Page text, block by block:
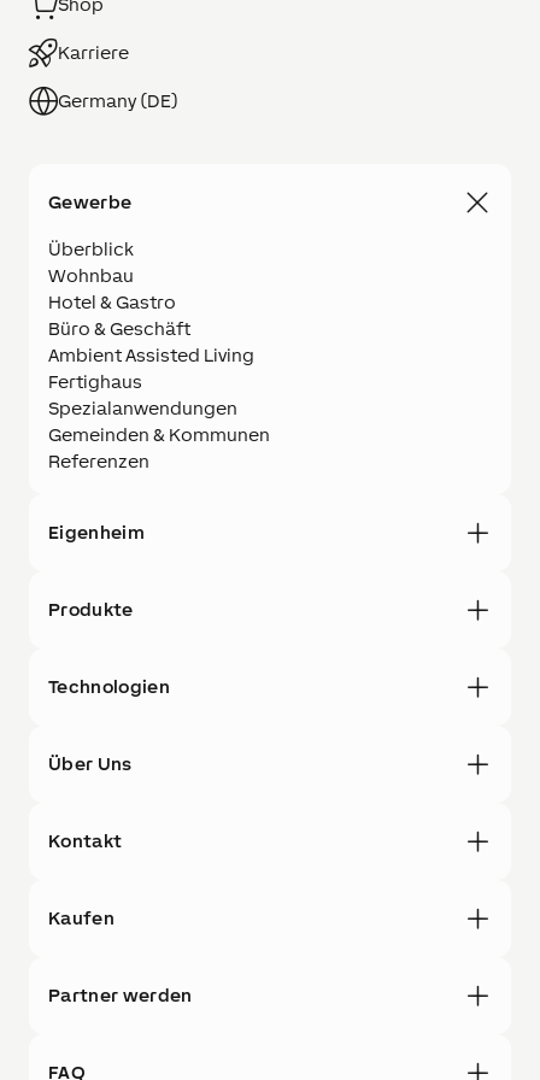
Karriere
Germany (DE)
Gewerbe
Überblick
Wohnbau
Hotel & Gastro
Büro & Geschäft
Ambient Assisted Living
Fertighaus
Spezialanwendungen
Gemeinden & Kommunen
Referenzen
Eigenheim
Produkte
Technologien
Über Uns
Kontakt
Kaufen
Partner werden
FAQ